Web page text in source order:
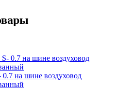
на шине воздуховод